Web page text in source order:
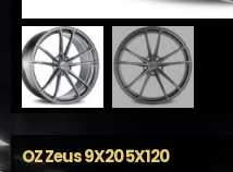
OZ Zeus 9X20 5X120